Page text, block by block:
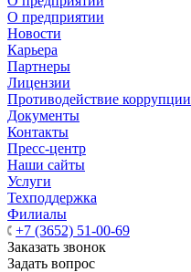
О предприятии
Новости
Карьера
Партнеры
Лицензии
Противодействие коррупции
Документы
Контакты
Пресс-центр
Наши сайты
Услуги
Техподдержка
Филиалы
+7 (3652) 51-00-69
Заказать звонок
Задать вопрос